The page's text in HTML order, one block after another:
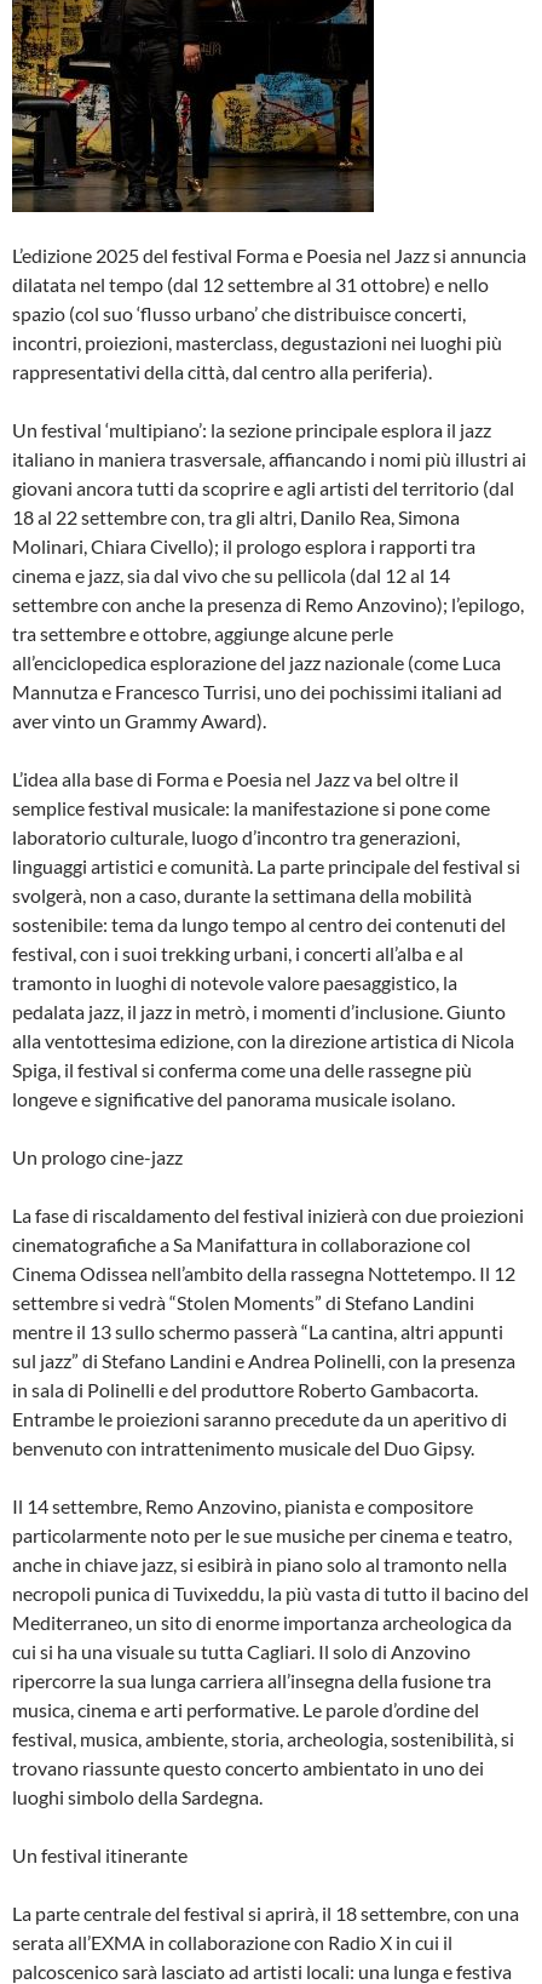
L’edizione 2025 del festival Forma e Poesia nel Jazz si annuncia
dilatata nel tempo (dal 12 settembre al 31 ottobre) e nello
spazio (col suo ‘flusso urbano’ che distribuisce concerti,
incontri, proiezioni, masterclass, degustazioni nei luoghi più
rappresentativi della città, dal centro alla periferia).
Un festival ‘multipiano’: la sezione principale esplora il jazz
italiano in maniera trasversale, affiancando i nomi più illustri ai
giovani ancora tutti da scoprire e agli artisti del territorio (dal
18 al 22 settembre con, tra gli altri, Danilo Rea, Simona
Molinari, Chiara Civello); il prologo esplora i rapporti tra
cinema e jazz, sia dal vivo che su pellicola (dal 12 al 14
settembre con anche la presenza di Remo Anzovino); l’epilogo,
tra settembre e ottobre, aggiunge alcune perle
all’enciclopedica esplorazione del jazz nazionale (come Luca
Mannutza e Francesco Turrisi, uno dei pochissimi italiani ad
aver vinto un Grammy Award).
L’idea alla base di Forma e Poesia nel Jazz va bel oltre il
semplice festival musicale: la manifestazione si pone come
laboratorio culturale, luogo d’incontro tra generazioni,
linguaggi artistici e comunità. La parte principale del festival si
svolgerà, non a caso, durante la settimana della mobilità
sostenibile: tema da lungo tempo al centro dei contenuti del
festival, con i suoi trekking urbani, i concerti all’alba e al
tramonto in luoghi di notevole valore paesaggistico, la
pedalata jazz, il jazz in metrò, i momenti d’inclusione. Giunto
alla ventottesima edizione, con la direzione artistica di Nicola
Spiga, il festival si conferma come una delle rassegne più
longeve e significative del panorama musicale isolano.
Un prologo cine-jazz
La fase di riscaldamento del festival inizierà con due proiezioni
cinematografiche a Sa Manifattura in collaborazione col
Cinema Odissea nell’ambito della rassegna Nottetempo. Il 12
settembre si vedrà “Stolen Moments” di Stefano Landini
mentre il 13 sullo schermo passerà “La cantina, altri appunti
sul jazz” di Stefano Landini e Andrea Polinelli, con la presenza
in sala di Polinelli e del produttore Roberto Gambacorta.
Entrambe le proiezioni saranno precedute da un aperitivo di
benvenuto con intrattenimento musicale del Duo Gipsy.
Il 14 settembre, Remo Anzovino, pianista e compositore
particolarmente noto per le sue musiche per cinema e teatro,
anche in chiave jazz, si esibirà in piano solo al tramonto nella
necropoli punica di Tuvixeddu, la più vasta di tutto il bacino del
Mediterraneo, un sito di enorme importanza archeologica da
cui si ha una visuale su tutta Cagliari. Il solo di Anzovino
ripercorre la sua lunga carriera all’insegna della fusione tra
musica, cinema e arti performative. Le parole d’ordine del
festival, musica, ambiente, storia, archeologia, sostenibilità, si
trovano riassunte questo concerto ambientato in uno dei
luoghi simbolo della Sardegna.
Un festival itinerante
La parte centrale del festival si aprirà, il 18 settembre, con una
serata all’EXMA in collaborazione con Radio X in cui il
palcoscenico sarà lasciato ad artisti locali: una lunga e festiva